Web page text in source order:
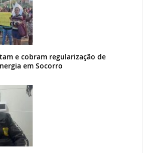
e cobram regularização de
em Socorro